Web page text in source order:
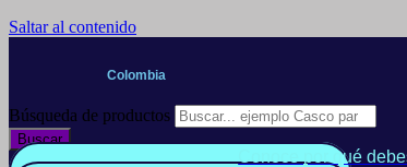
Saltar al contenido
Colombia
Búsqueda de productos
Buscar
Conoce por qué